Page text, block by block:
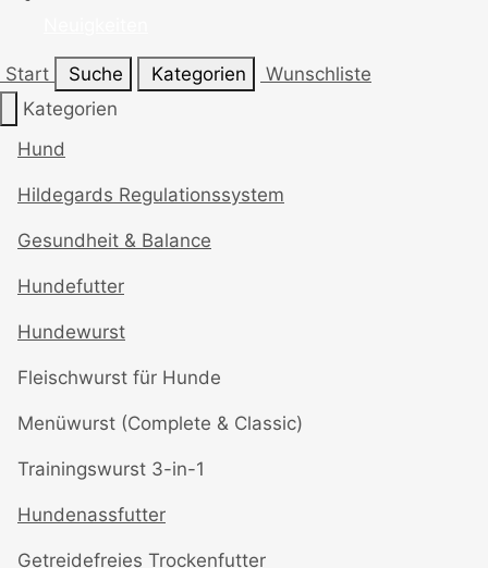
Start Suche Kategorien
Wunschliste
Kategorien
Hund
Hildegards Regulationssystem
Gesundheit & Balance
Hundefutter
Hundewurst
Fleischwurst für Hunde
Menüwurst (Complete & Classic)
Trainingswurst 3-in-1
Hundenassfutter
Getreidefreies Trockenfutter